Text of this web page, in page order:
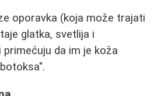
oporavka (koja može trajati
glatka, svetlija i
da im je koža